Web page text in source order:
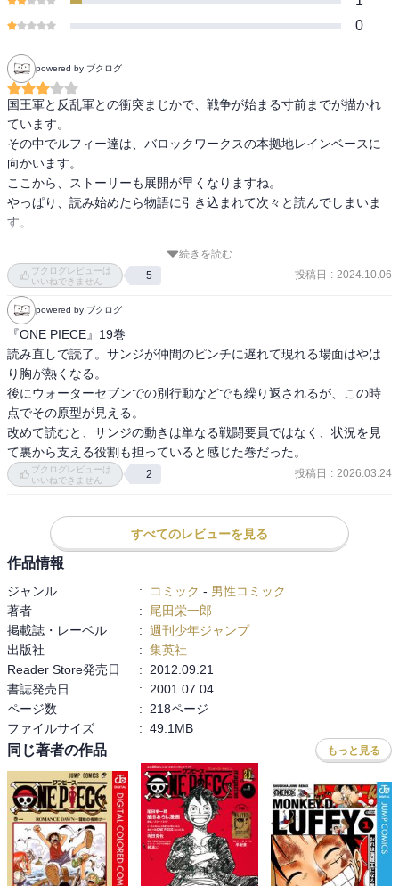
0
powered by ブクログ
国王軍と反乱軍との衝突まじかで、戦争が始まる寸前までが描かれ
ています。
その中でルフィー達は、バロックワークスの本拠地レインベースに
向かいます。
ここから、ストーリーも展開が早くなりますね。
やっぱり、読み始めたら物語に引き込まれて次々と読んでしまいま
す。
クロコダイルの罠にルフィー達が捕まって、サンジが颯爽と登場す
るシーンはカッコいいですね。
続きを読む
ブクログレビューは
いいねできません
5 投稿日 : 2024.10.06
powered by ブクログ
『ONE PIECE』19巻
読み直しで読了。サンジが仲間のピンチに遅れて現れる場面はやは
り胸が熱くなる。
後にウォーターセブンでの別行動などでも繰り返されるが、この時
点でその原型が見える。
改めて読むと、サンジの動きは単なる戦闘要員ではなく、状況を見
て裏から支える役割も担っていると感じた巻だった。
ブクログレビューは
いいねできません
2 投稿日 : 2026.03.24
すべてのレビューを見る
作品情報
ジャンル : コミック - 男性コミック
著者
:
尾田栄一郎
掲載誌・レーベル
: 週刊少年ジャンプ
出版社
: 集英社
Reader Store発売日
:
2012.09.21
書誌発売日
:
2001.07.04
ページ数
:
218ページ
ファイルサイズ
: 49.1MB
同じ著者の作品 もっと見る